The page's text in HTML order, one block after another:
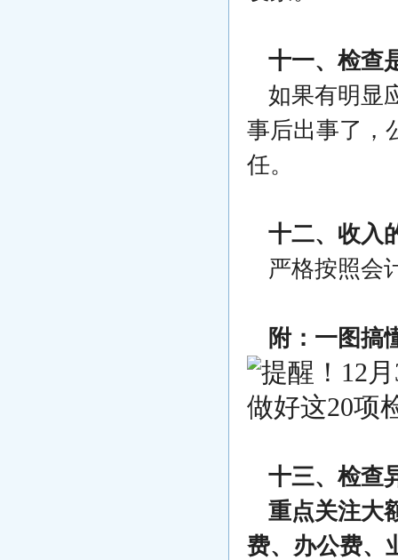
十一、检查
如果有明显
事后出事了，
任。
十二、收入
严格按照会
附：一图搞
十三、检查
重点关注大
费、办公费、